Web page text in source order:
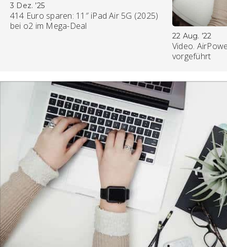
3 Dez. ’25
414 Euro sparen: 11″ iPad Air 5G (2025)
bei o2 im Mega-Deal
22 Aug. ’22
Video.
vorgeführt